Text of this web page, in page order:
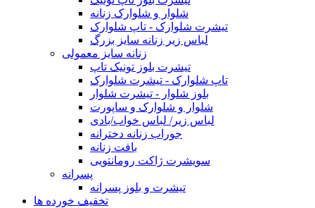
شلوار و شلوارک زنانه
تیشرت شلوارک - تاپ شلوارک
لباس زیر زنانه سایز بزرگ
زنانه سایز معمولی
تیشرت بلوز تونیک تاپ
تاپ شلوارک - تیشرت شلوارک
بلوز شلوار - تیشرت شلوار
شلوار و شلوارک و ساپورت
لباس زیر/ لباس خواب/بادی
جوراب زنانه دخترانه
بافت زنانه
سویشرت ژاکت رومانتویی
پسرانه
تیشرت و بلوز پسرانه
تخفیف خورده ها